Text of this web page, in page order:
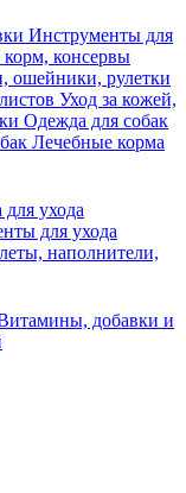
Инструменты для
консервы
ошейники, рулетки
Уход за кожей,
Одежда для собак
Лечебные корма
для ухода
для ухода
наполнители,
добавки и